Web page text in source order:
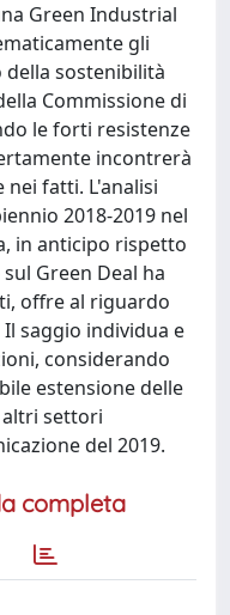
Green Industrial
gli
sostenibilità
Commissione di
le forti resistenze
incontrerà
fatti. L'analisi
2018-2019 nel
in anticipo rispetto
Green Deal ha
offre al riguardo
saggio individua e
considerando
estensione delle
settori
del 2019.
completa